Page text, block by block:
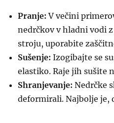
Pranje: V večini
nedrčkov v hladni vodi
stroju, uporabite
Sušenje: Izogibajte se
elastiko. Raje jih sušite
Shranjevanje: Nedrčke
deformirali. Najbolje je,